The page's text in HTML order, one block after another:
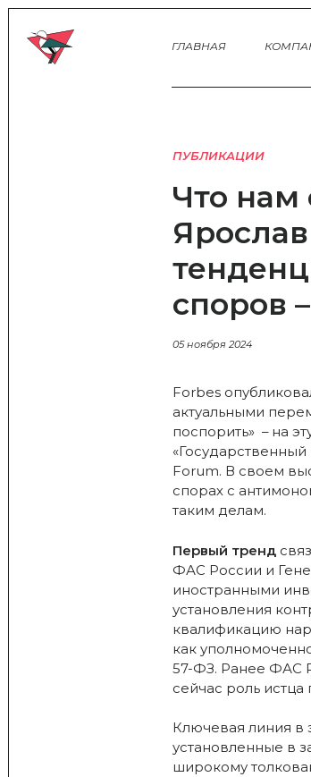
ГЛАВНАЯ
ПУБЛИКАЦИИ
Что нам
споров
05 ноября 2024
Forbes
актуальными
поспорить» – на
Forum. В своем
спорах с
таким делам.
Первый тренд
ФАС России и
иностранными
установления
квалификацию
как
57-ФЗ. Ранее ФАС
сейчас роль
Ключевая линия в
установленные в
широкому